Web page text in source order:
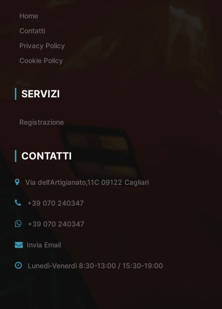
Home
Contatti
Privacy Policy
Cookie Policy
SERVIZI
Registrazione
CONTATTI
Via dell'Artigianato,11C 09122 Cagliari
+39 070 240347
+39 070 240347
Invia Email
Lunedì-Venerdì 8:30-13:00 / 15:30-19:00